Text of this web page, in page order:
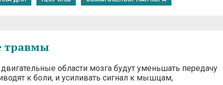
травмы
области мозга будут уменьшать передачу
к боли, и усиливать сигнал к мышцам,